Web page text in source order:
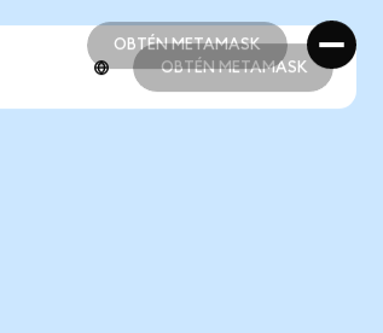
OBTÉN METAMASK
OBTÉN METAMASK
OBTÉN METAMASK